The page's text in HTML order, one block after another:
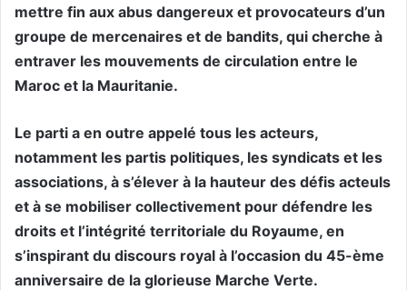
mettre fin aux abus dangereux et provocateurs d’un
groupe de mercenaires et de bandits, qui cherche à
entraver les mouvements de circulation entre le
Maroc et la Mauritanie.
Le parti a en outre appelé tous les acteurs,
notamment les partis politiques, les syndicats et les
associations, à s’élever à la hauteur des défis acteuls
et à se mobiliser collectivement pour défendre les
droits et l’intégrité territoriale du Royaume, en
s’inspirant du discours royal à l’occasion du 45-ème
anniversaire de la glorieuse Marche Verte.